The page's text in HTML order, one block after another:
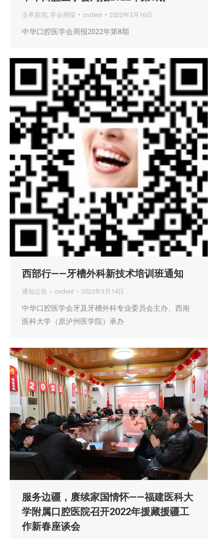
业界新闻 学会周报 cndent 2022年3月16日
中华口腔医学会周报2022年第8期
西部行——牙槽外科新技术培训班通知
通知公告 cndent 2022年3月14日
中华口腔医学会牙及牙槽外科专业委员会主办、西南
医科大学（原泸州医学院）承办
服务边疆，赓续家国情怀——福建医科大
学附属口腔医院召开2022年援藏援疆工
作新春座谈会